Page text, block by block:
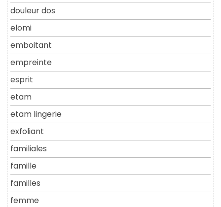
douleur dos
elomi
emboitant
empreinte
esprit
etam
etam lingerie
exfoliant
familiales
famille
familles
femme